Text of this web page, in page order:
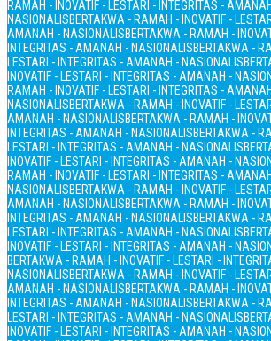
RAMAH - INOVATIF - LESTARI - INTEGRITAS -
NASIONALISBERTAKWA - RAMAH - INOVATIF -
AMANAH - NASIONALISBERTAKWA - RAMAH -
INTEGRITAS - AMANAH - NASIONALISBERTAKWA -
LESTARI - INTEGRITAS - AMANAH - NASIONALIS
INOVATIF - LESTARI - INTEGRITAS - AMANAH -
RAMAH - INOVATIF - LESTARI - INTEGRITAS -
NASIONALISBERTAKWA - RAMAH - INOVATIF -
AMANAH - NASIONALISBERTAKWA - RAMAH -
INTEGRITAS - AMANAH - NASIONALISBERTAKWA -
LESTARI - INTEGRITAS - AMANAH - NASIONALIS
INOVATIF - LESTARI - INTEGRITAS - AMANAH -
RAMAH - INOVATIF - LESTARI - INTEGRITAS -
NASIONALISBERTAKWA - RAMAH - INOVATIF -
AMANAH - NASIONALISBERTAKWA - RAMAH -
INTEGRITAS - AMANAH - NASIONALISBERTAKWA -
LESTARI - INTEGRITAS - AMANAH - NASIONALIS
INOVATIF - LESTARI - INTEGRITAS - AMANAH -
BERTAKWA - RAMAH - INOVATIF - LESTARI -
NASIONALISBERTAKWA - RAMAH - INOVATIF -
AMANAH - NASIONALISBERTAKWA - RAMAH -
INTEGRITAS - AMANAH - NASIONALISBERTAKWA -
LESTARI - INTEGRITAS - AMANAH - NASIONALIS
INOVATIF - LESTARI - INTEGRITAS - AMANAH -